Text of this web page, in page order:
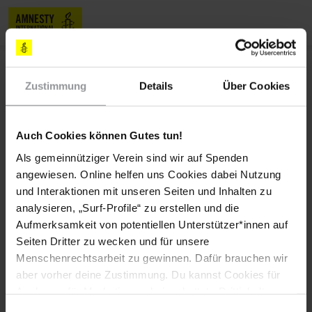
Zustimmung Details Über Cookies
Auch Cookies können Gutes tun!
Als gemeinnütziger Verein sind wir auf Spenden
angewiesen. Online helfen uns Cookies dabei Nutzung
und Interaktionen mit unseren Seiten und Inhalten zu
analysieren, „Surf-Profile“ zu erstellen und die
Aufmerksamkeit von potentiellen Unterstützer*innen auf
Seiten Dritter zu wecken und für unsere
Menschenrechtsarbeit zu gewinnen. Dafür brauchen wir
aber vorher deine Zustimmung. Du kannst Cookies für
JA, ICH MÖCHTE MENSCHENRECHTE
SCHENKEN!
schenken Sie sinnvoll und nachhaltig. Sie machen
nicht nur der beschenkten Person mit einer
Spendenurkunde eine Freude, sondern geben vor
allem den Menschen Hoffnung, die unter
Menschenrechtsverletzungen leiden müssen. Danke!